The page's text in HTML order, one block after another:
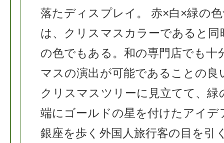
落たディスプレイ。 赤×白×緑の
は、クリスマスカラーであると同
の色でもある。和の専門店でも十
マスの演出が可能であることの良
クリスマスツリーに見立てて、緑
端にゴールドの星を付けたアイデ
銀座を歩く外国人旅行客の目を引